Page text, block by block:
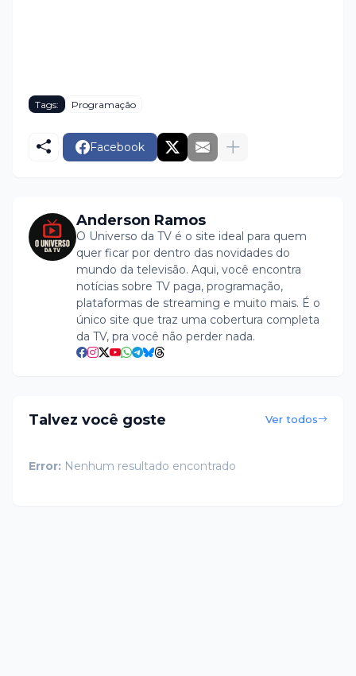
Tags: Programação
Facebook
Anderson Ramos
O Universo da TV é o site ideal para quem
quer ficar por dentro das novidades do
mundo da televisão. Aqui, você encontra
notícias sobre TV paga, programação,
plataformas de streaming e muito mais. É o
único site que traz uma cobertura completa
da TV, pra você não perder nada.
Talvez você goste Ver todos
Error: Nenhum resultado encontrado